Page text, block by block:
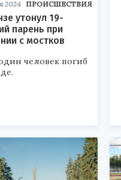
2024 ПРОИСШЕСТВИЯ
утонул 19-
парень при
с мостков
человек погиб